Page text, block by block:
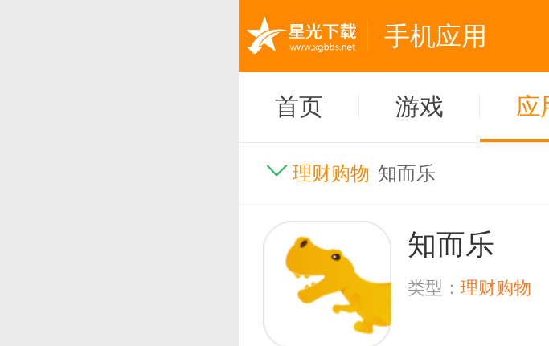
手机应用
首页 游戏 应
理财购物 知而乐
知而乐
类型： 理财购物